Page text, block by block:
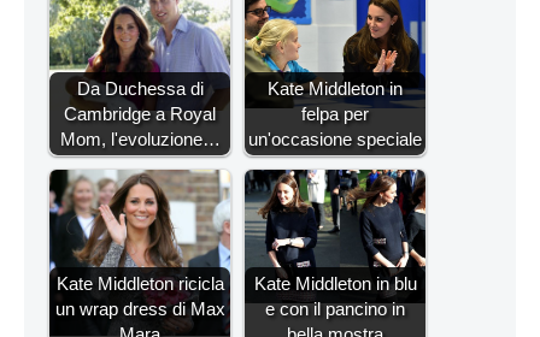
Da Duchessa di
Cambridge a Royal
Mom, l'evoluzione…
Kate Middleton in
felpa per
un'occasione speciale
Kate Middleton ricicla
un wrap dress di Max
Kate Middleton in blu
e con il pancino in